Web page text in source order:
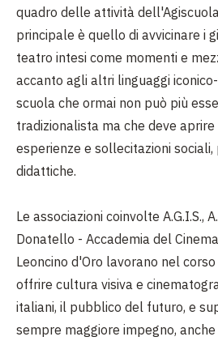
quadro delle attività
principale è quello di avvicinare i
teatro intesi come momenti e
accanto agli altri linguaggi
scuola che ormai non può più
tradizionalista ma che deve
esperienze e sollecitazioni sociali,
didattiche.
Le associazioni coinvolte A.G.I.S.,
Donatello - Accademia del
Leoncino d'Oro lavorano nel
offrire cultura visiva e
italiani, il pubblico del futuro, e
sempre maggiore impegno,